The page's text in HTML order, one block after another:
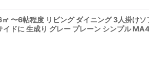
〜6帖程度 リビング ダイニング 3人掛け
イドに 生成り グレー プレーン シンプル